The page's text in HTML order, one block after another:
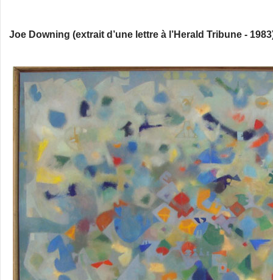
Joe Downing (extrait d’une lettre à l’Herald Tribune -